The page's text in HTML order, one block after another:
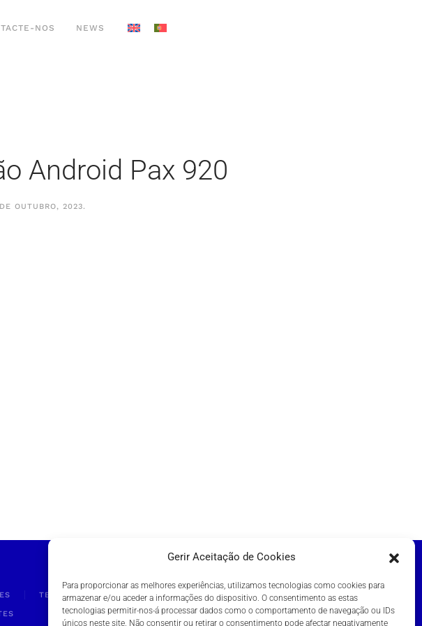
Gerir Aceitação de Cookies
Para proporcionar as melhores experiências, utilizamos tecnologias como cookies para
armazenar e/ou aceder a informações do dispositivo. O consentimento as estas
tecnologias permitir-nos-á processar dados como o comportamento de navegação ou IDs
únicos neste site. Não consentir ou retirar o consentimento pode afectar negativamente
NOS NEWS
Android Pax 920
OUTUBRO, 2023.
TERMOS E CONDIÇÕES